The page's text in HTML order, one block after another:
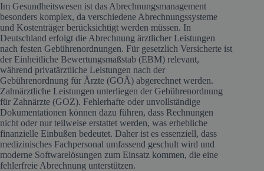
Im Gesundheitswesen ist das Abrechnungsmanagement
besonders komplex, da verschiedene Abrechnungssysteme
und Kostenträger berücksichtigt werden müssen. In
Deutschland erfolgt die Abrechnung ärztlicher Leistungen
nach festen Gebührenordnungen. Für gesetzlich Versicherte ist
der Einheitliche Bewertungsmaßstab (EBM) relevant,
während privatärztliche Leistungen nach der
Gebührenordnung für Ärzte (GOÄ) abgerechnet werden.
Zahnärztliche Leistungen unterliegen der Gebührenordnung
für Zahnärzte (GOZ). Fehlerhafte oder unvollständige
Dokumentationen können dazu führen, dass Rechnungen
nicht oder nur teilweise erstattet werden, was erhebliche
finanzielle Einbußen bedeutet. Daher ist es essenziell, dass
medizinisches Fachpersonal umfassend geschult wird und
moderne Softwarelösungen zum Einsatz kommen, die eine
fehlerfreie Abrechnung unterstützen.